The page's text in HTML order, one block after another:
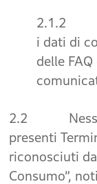
2.1.2
i dati di
delle
2.2
presenti
riconosciuti
Consumo”,